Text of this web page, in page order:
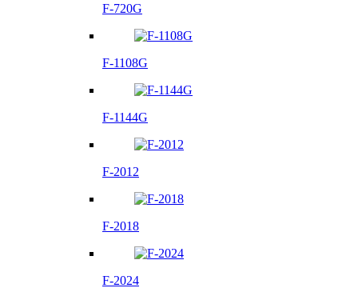
F-720G
F-1108G
F-1144G
F-2012
F-2018
F-2024